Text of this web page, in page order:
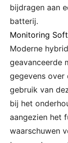
bijdragen aan
batterij.
Monitoring
Moderne
geavanceerde
gegevens
gebruik van
bij het
aangezien het
waarschuwen